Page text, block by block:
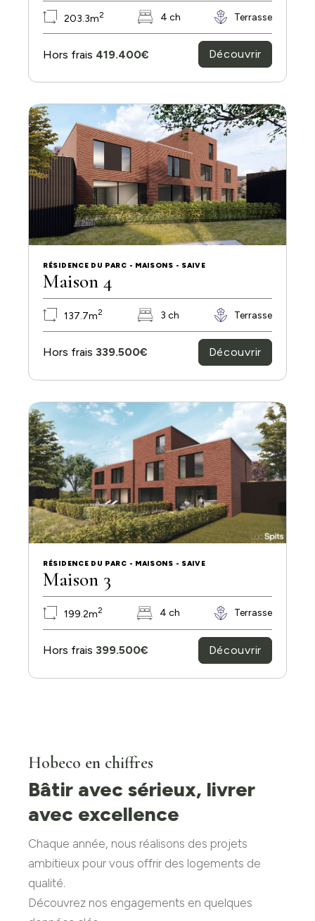
203.3m2 4 ch Terrasse
Hors frais 419.400€ Découvrir
RÉSIDENCE DU PARC - MAISONS - SAIVE
Maison 4
137.7m2 3 ch Terrasse
Hors frais 339.500€ Découvrir
RÉSIDENCE DU PARC - MAISONS - SAIVE
Maison 3
199.2m2 4 ch Terrasse
Hors frais 399.500€ Découvrir
Hobeco en chiffres
Bâtir avec sérieux, livrer
avec excellence
Chaque année, nous réalisons des projets
ambitieux pour vous offrir des logements de
qualité.
Découvrez nos engagements en quelques